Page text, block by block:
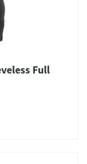
Full